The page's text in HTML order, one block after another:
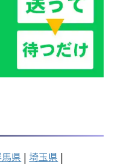
県 |埼玉県 |